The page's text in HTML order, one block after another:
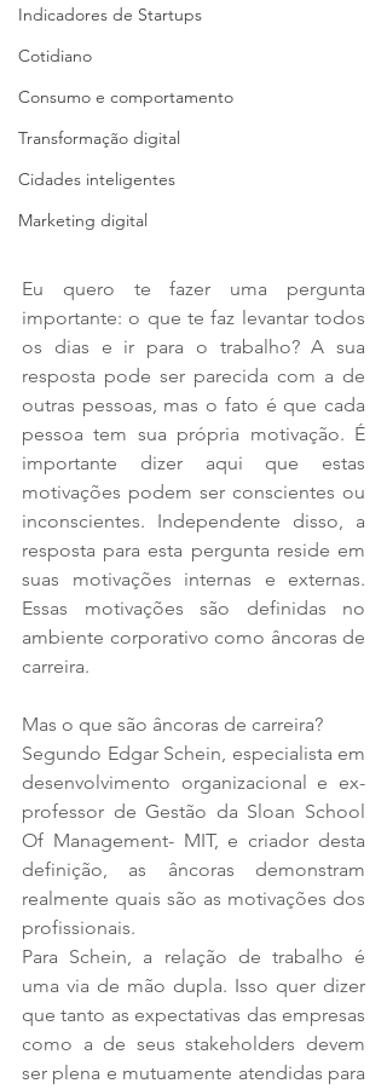
Indicadores de Startups
Cotidiano
Consumo e comportamento
Transformação digital
Cidades inteligentes
Marketing digital
Eu quero te fazer uma pergunta
importante: o que te faz levantar todos
os dias e ir para o trabalho? A sua
resposta pode ser parecida com a de
outras pessoas, mas o fato é que cada
pessoa tem sua própria motivação. É
importante dizer aqui que estas
motivações podem ser conscientes ou
inconscientes. Independente disso, a
resposta para esta pergunta reside em
suas motivações internas e externas.
Essas motivações são definidas no
ambiente corporativo como âncoras de
carreira.
Mas o que são âncoras de carreira?
Segundo Edgar Schein, especialista em
desenvolvimento organizacional e ex-
professor de Gestão da Sloan School
Of Management- MIT, e criador desta
definição, as âncoras demonstram
realmente quais são as motivações dos
profissionais.
Para Schein, a relação de trabalho é
uma via de mão dupla. Isso quer dizer
que tanto as expectativas das empresas
como a de seus stakeholders devem
ser plena e mutuamente atendidas para